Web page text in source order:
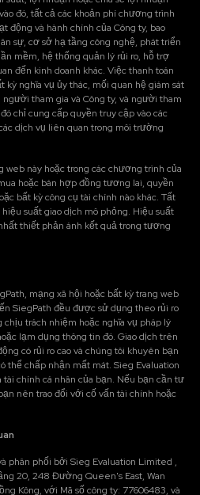
đó, tất cả các khoản phí chương trình
động và hành chính của Công ty, bao
sự, cơ sở hạ tầng công nghệ, phát triển
mềm, hệ thống quản lý rủi ro, hỗ trợ
đến kinh doanh khác. Việc thanh toán
nghĩa vụ ủy thác, mối quan hệ giám sát
tham gia và Công ty, và người tham
chỉ cung cấp quyền truy cập vào các
dịch vụ liên quan trong môi trường
web này hoặc trong các chương trình của
hoặc bán hợp đồng tương lai, quyền
bất kỳ công cụ tài chính nào khác. Tất
suất giao dịch mô phỏng. Hiệu suất
thiết phản ánh kết quả trong tương
mạng xã hội hoặc bất kỳ trang web
SiegPath đều được sử dụng theo rủi ro
trách nhiệm hoặc nghĩa vụ pháp lý
lạm dụng thông tin đó. Giao dịch trên
có rủi ro cao và chúng tôi khuyên bạn
thể chấp nhận mất mát. Sieg Evaluation
chính cá nhân của bạn. Nếu bạn cần tư
nên trao đổi với cố vấn tài chính hoặc
phân phối bởi Sieg Evaluation Limited ,
20, 248 Đường Queen's East, Wan
Kông, với Mã số công ty: 77606483, và